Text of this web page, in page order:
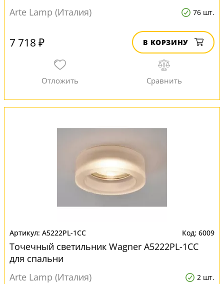
Arte Lamp (Италия)
76 шт.
7 718 ₽ В КОРЗИНУ
A5222PL-1CC 6009
Точечный светильник Wagner A5222PL-1CC
для спальни
Arte Lamp (Италия)
2 шт.